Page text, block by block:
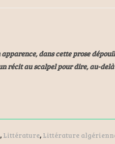
dans cette prose
récit au scalpel pour dire, au-delà
, Littérature, Littérature